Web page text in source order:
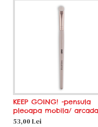
KEEP GOING! -pensula
pleoapa mobila/ arcada)
53,00 Lei